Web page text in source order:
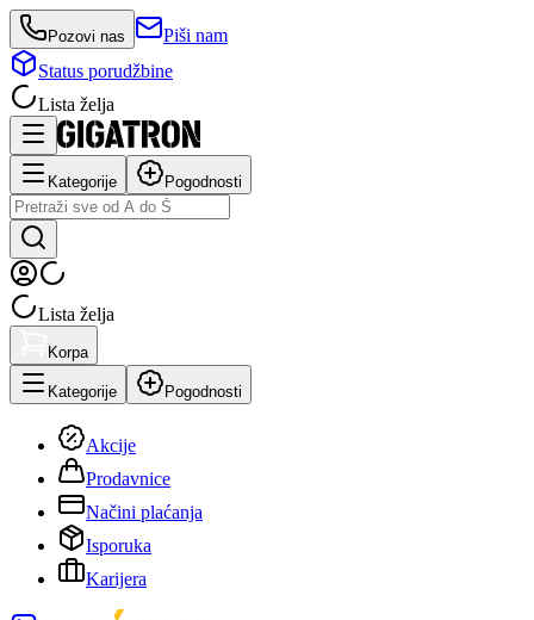
Pozovi nas
Piši nam
Status porudžbine
Lista želja
Kategorije Pogodnosti
Lista želja
Korpa
Kategorije Pogodnosti
Akcije
Prodavnice
Načini plaćanja
Isporuka
Karijera